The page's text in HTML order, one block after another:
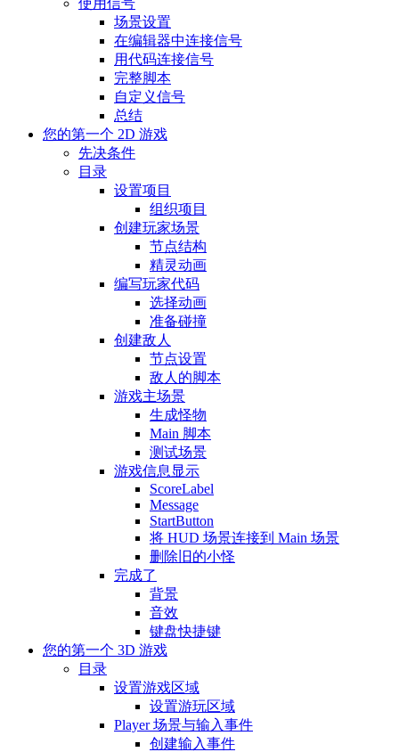
使用信号
场景设置
在编辑器中连接信号
用代码连接信号
完整脚本
自定义信号
总结
您的第一个 2D 游戏
先决条件
目录
设置项目
组织项目
创建玩家场景
节点结构
精灵动画
编写玩家代码
选择动画
准备碰撞
创建敌人
节点设置
敌人的脚本
游戏主场景
生成怪物
Main 脚本
测试场景
游戏信息显示
ScoreLabel
Message
StartButton
将 HUD 场景连接到 Main 场景
删除旧的小怪
完成了
背景
音效
键盘快捷键
您的第一个 3D 游戏
目录
设置游戏区域
设置游玩区域
Player 场景与输入事件
创建输入事件